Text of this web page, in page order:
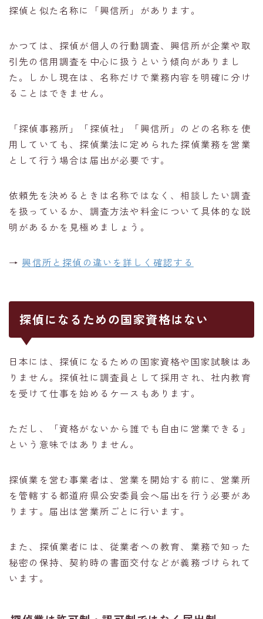
探偵と似た名称に「興信所」があります。
かつては、探偵が個人の行動調査、興信所が企業や取
引先の信用調査を中心に扱うという傾向がありまし
た。しかし現在は、名称だけで業務内容を明確に分け
ることはできません。
「探偵事務所」「探偵社」「興信所」のどの名称を使
用していても、探偵業法に定められた探偵業務を営業
として行う場合は届出が必要です。
依頼先を決めるときは名称ではなく、相談したい調査
を扱っているか、調査方法や料金について具体的な説
明があるかを見極めましょう。
→ 興信所と探偵の違いを詳しく確認する
探偵になるための国家資格はない
日本には、探偵になるための国家資格や国家試験はあ
りません。探偵社に調査員として採用され、社内教育
を受けて仕事を始めるケースもあります。
ただし、「資格がないから誰でも自由に営業できる」
という意味ではありません。
探偵業を営む事業者は、営業を開始する前に、営業所
を管轄する都道府県公安委員会へ届出を行う必要があ
ります。届出は営業所ごとに行います。
また、探偵業者には、従業者への教育、業務で知った
秘密の保持、契約時の書面交付などが義務づけられて
います。